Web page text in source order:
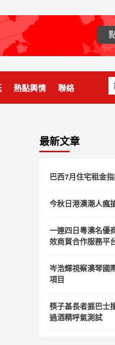
熱點輿情 聯絡
最新文章
巴西7月住宅租金
今秋日港澳潮人瘋
一連四日粵澳名優
效商貿合作服務平
岑浩輝視察澳琴國
項目
筷子基長者捱巴士
過酒精呼氣測試